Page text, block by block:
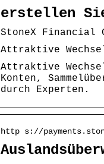
erstellen
StoneX Financial
Attraktive
Attraktive
Konten,
durch Experten.
http s://